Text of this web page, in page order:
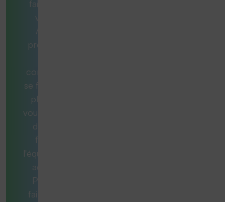
faite pour
vous ?
Aucun
problème.
consultants
se feront un
plaisir de
vous aider et
de vous
fournir
l'équipement
adéquat.
Pour ce
faire, nous